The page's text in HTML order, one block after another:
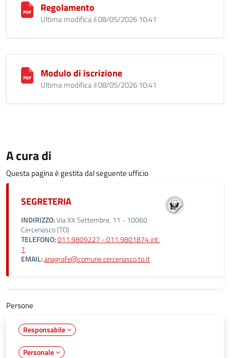
Regolamento
Ultima modifica il 08/05/2026 10:41
Modulo di iscrizione
Ultima modifica il 08/05/2026 10:41
A cura di
Questa pagina è gestita dal seguente ufficio
SEGRETERIA
INDIRIZZO:Via XX Settembre, 11 - 10060
Cercenasco (TO)
TELEFONO:011.9809227 - 011.9801874 int.
1
EMAIL:anagrafe@comune.cercenasco.to.it
Persone
Responsabile
Personale